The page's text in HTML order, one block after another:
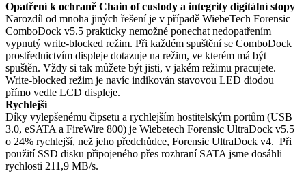
Opatření k ochraně Chain of custody a integrity digitální stopy
Narozdíl od mnoha jiných řešení je v případě WiebeTech Forensic
ComboDock v5.5 prakticky nemožné ponechat nedopatřením
vypnutý write-blocked režim. Při každém spuštění se ComboDock
prostřednictvím displeje dotazuje na režim, ve kterém má být
spuštěn. Vždy si tak můžete být jisti, v jakém režimu pracujete.
Write-blocked režim je navíc indikován stavovou LED diodou
přímo vedle LCD displeje.
Rychlejší
Díky vylepšenému čipsetu a rychlejším hostitelským portům (USB
3.0, eSATA a FireWire 800) je Wiebetech Forensic UltraDock v5.5
o 24% rychlejší, než jeho předchůdce, Forensic UltraDock v4. Při
použití SSD disku připojeného přes rozhraní SATA jsme dosáhli
rychlosti 211,9 MB/s.